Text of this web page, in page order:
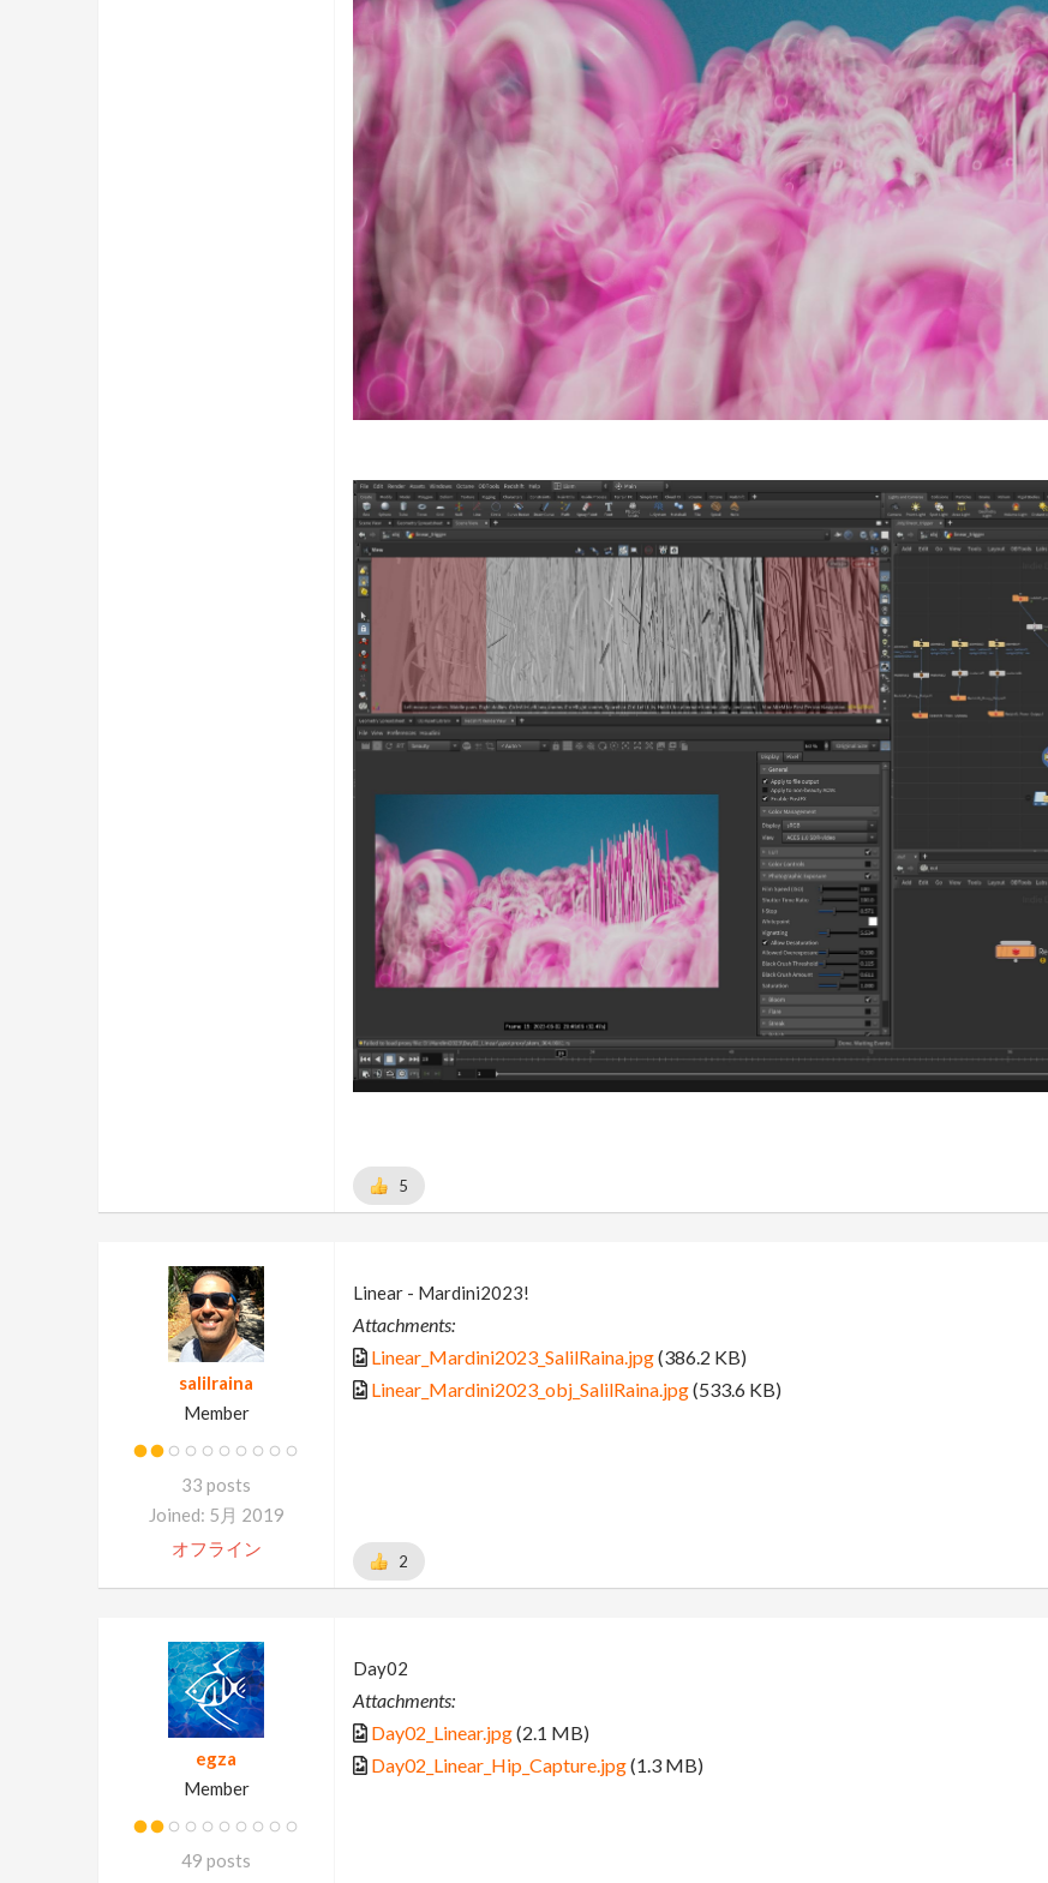
5
salilraina
Member
33 posts
Joined: 5月 2019
オフライン
Linear - Mardini2023!
Attachments:
Linear_Mardini2023_SalilRaina.jpg(386.2 KB)
Linear_Mardini2023_obj_SalilRaina.jpg(533.6 KB)
2
egza
Member
49 posts
Day02
Attachments:
Day02_Linear.jpg(2.1 MB)
Day02_Linear_Hip_Capture.jpg(1.3 MB)